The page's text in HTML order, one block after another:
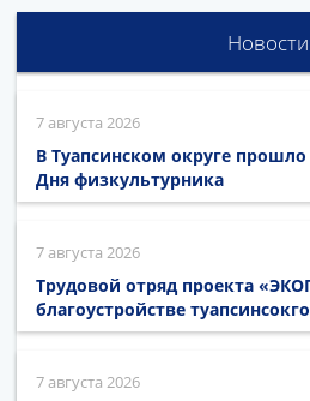
Новости
7 августа 2026
В Туапсинском округе прошло
Дня физкультурника
7 августа 2026
Трудовой отряд проекта
благоустройстве
7 августа 2026